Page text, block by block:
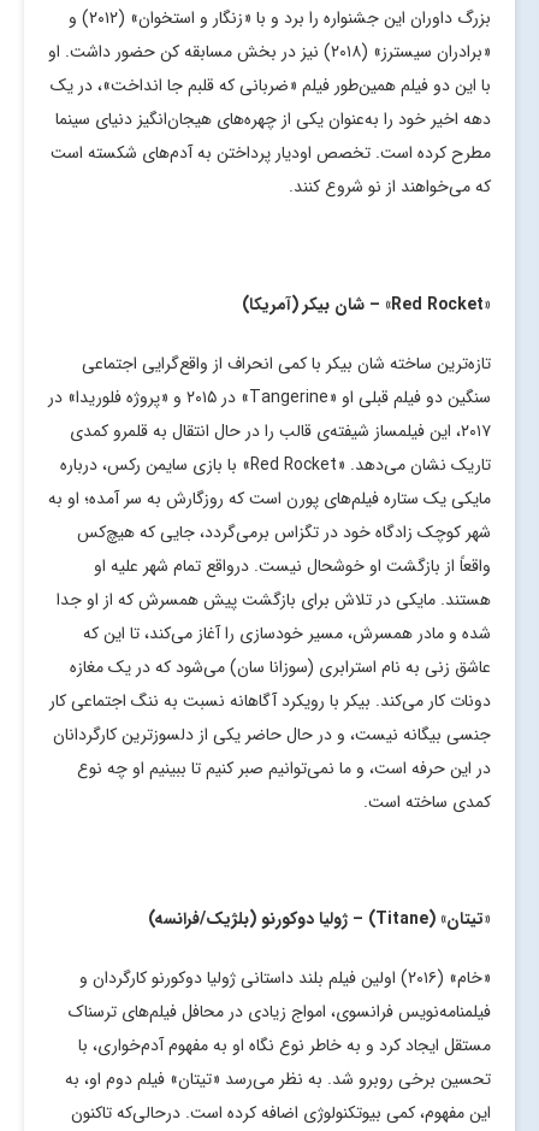
بزرگ داوران این جشنواره را برد و با «زنگار و استخوان» (۲۰۱۲) و
«برادران سیسترز» (۲۰۱۸) نیز در بخش مسابقه کن حضور داشت. او
با این دو فیلم همین‌طور فیلم «ضربانی که قلبم جا انداخت»، در یک
دهه اخیر خود را به‌عنوان یکی از چهره‌های هیجان‌انگیز دنیای سینما
مطرح کرده است. تخصص اودیار پرداختن به آدم‌های شکسته است
که می‌خواهند از نو شروع کنند.
«
Red Rocket» – شان بیکر (آمریکا)
تازه‌ترین ساخته شان بیکر با کمی انحراف از واقع‌گرایی اجتماعی
سنگین دو فیلم قبلی او «Tangerine» در ۲۰۱۵ و «پروژه فلوریدا» در
۲۰۱۷، این فیلمساز شیفته‌ی قالب را در حال انتقال به قلمرو کمدی
تاریک نشان می‌دهد. «Red Rocket» با بازی سایمن رکس، درباره
مایکی یک ستاره فیلم‌های پورن است که روزگارش به سر آمده؛ او به
شهر کوچک زادگاه خود در تگزاس برمی‌گردد، جایی که هیچ‌کس
واقعاً از بازگشت او خوشحال نیست. درواقع تمام شهر علیه او
هستند. مایکی در تلاش برای بازگشت پیش همسرش که از او جدا
شده و مادر همسرش، مسیر خودسازی را آغاز می‌کند، تا این که
عاشق زنی به نام استرابری (سوزانا سان) می‌شود که در یک مغازه
دونات کار می‌کند. بیکر با رویکرد آگاهانه نسبت به ننگ اجتماعی کار
جنسی بیگانه نیست، و در حال حاضر یکی از دلسوزترین کارگردانان
در این حرفه است، و ما نمی‌توانیم صبر کنیم تا ببینیم او چه نوع
کمدی ساخته است.
«تیتان» (Titane) – ژولیا دوکورنو (بلژیک/فرانسه)
«خام» (۲۰۱۶) اولین فیلم بلند داستانی ژولیا دوکورنو کارگردان و
فیلمنامه‌نویس فرانسوی، امواج زیادی در محافل فیلم‌های ترسناک
مستقل ایجاد کرد و به خاطر نوع نگاه او به مفهوم آدم‌خواری، با
تحسین برخی روبرو شد. به نظر می‌رسد «تیتان» فیلم دوم او، به
این مفهوم، کمی بیوتکنولوژی اضافه کرده است. درحالی‌که تاکنون